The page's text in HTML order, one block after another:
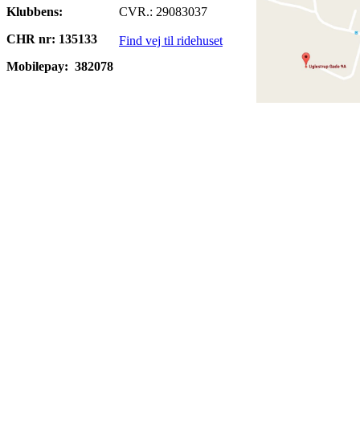
Klubbens:
CHR nr: 135133
Mobilepay: 382078
CVR.: 29083037
Find vej til ridehuset